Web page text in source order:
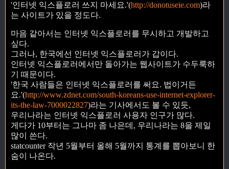
'인터넷 익스플로러 쓰지 마세요.'(http://donotuseie.com)라
는 사이트가 있을 정도다.
마음 같아서는 인터넷 익스플로러를 무시하고 개발하고
싶다.
그러나, 한국에선 인터넷 익스플로러가 갑이다.
인터넷 익스플로러에서만 돌아가는 웹사이트가 수두룩하
기 때문이다.
'한국 사람들은 인터넷 익스플로러를 써요. 법이거든
요.'(http://www.zdnet.com/south-koreans-use-internet-explorer-
its-the-law-7000022827)라는 기사에서도 볼 수 있듯,
우리나라는 인터넷 익스플로러 사용자 인구가 많다.
게다가 10부터는 그나마 좀 나은데, 우리나라는 8을 제일
많이 쓴다.
statcounter 작년 5월부터 올해 5월까지 통계를 뽑아보니 한
숨이 나온다.